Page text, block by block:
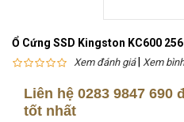
Ổ Cứng SSD Kingston KC600
Xem đánh giá| Xem
Liên hệ 0283 9847 690
tốt nhất